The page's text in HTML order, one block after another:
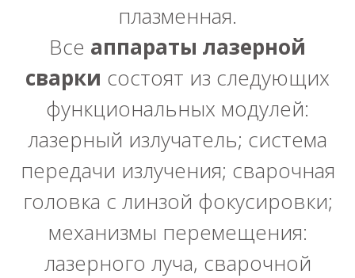
плазменная.
Все аппараты лазерной
сварки состоят из следующих
функциональных модулей:
лазерный излучатель; система
передачи излучения; сварочная
головка с линзой фокусировки;
механизмы перемещения:
лазерного луча, сварочной